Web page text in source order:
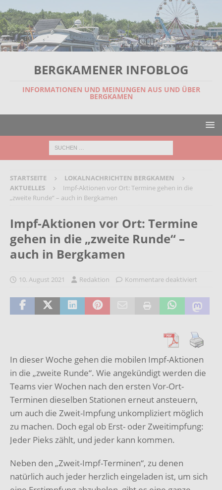
BERGKAMENER INFOBLOG
INFORMATIONEN UND MEINUNGEN AUS UND ÜBER
BERGKAMEN
STARTSEITE
LOKALNACHRICHTEN BERGKAMEN
AKTUELLES
Impf-Aktionen vor Ort: Termine gehen in die
„zweite Runde“ – auch in Bergkamen
Impf-Aktionen vor Ort: Termine
gehen in die „zweite Runde“ –
auch in Bergkamen
10. August 2021 Redaktion Kommentare deaktiviert
In dieser Woche gehen die mobilen Impf-Aktionen
in die „zweite Runde“. Wie angekündigt werden die
Teams vier Wochen nach den ersten Vor-Ort-
Terminen dieselben Stationen erneut ansteuern,
um auch die Zweit-Impfung unkompliziert möglich
zu machen. Doch egal ob Erst- oder Zweitimpfung:
Jeder Pieks zählt, und jeder kann kommen.
Neben den „Zweit-Impf-Terminen“, zu denen
natürlich auch jeder herzlich eingeladen ist, um sich